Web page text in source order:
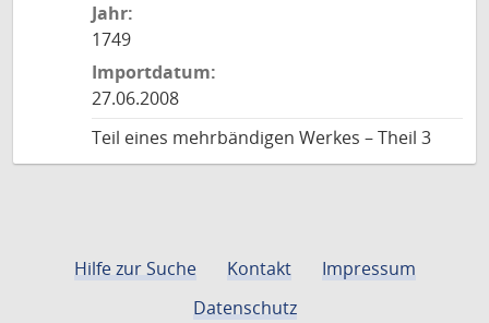
Jahr:
1749
Importdatum:
27.06.2008
Teil eines mehrbändigen Werkes – Theil 3
Hilfe zur Suche Kontakt
Impressum
Datenschutz